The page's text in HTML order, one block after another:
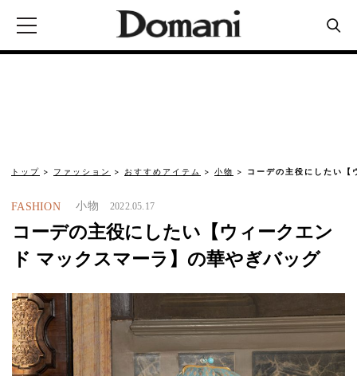
トップ ファッション おすすめアイテム 小物 コーデの主役にしたい
FASHION 小物 2022.05.17
コーデの主役にしたい【ウィークエン
ド マックスマーラ】の華やぎバッグ